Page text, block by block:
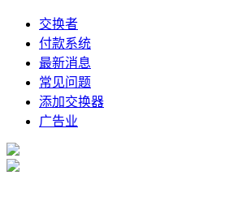
交换者
付款系统
最新消息
常见问题
添加交换器
广告业